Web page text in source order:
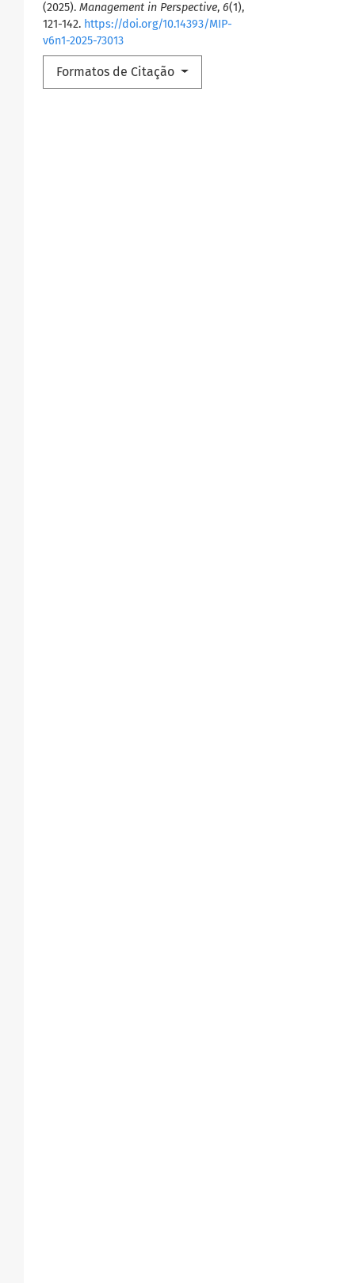
(2025). Management in Perspective, 6(1),
121-142. https://doi.org/10.14393/MIP-
v6n1-2025-73013
Formatos de Citação